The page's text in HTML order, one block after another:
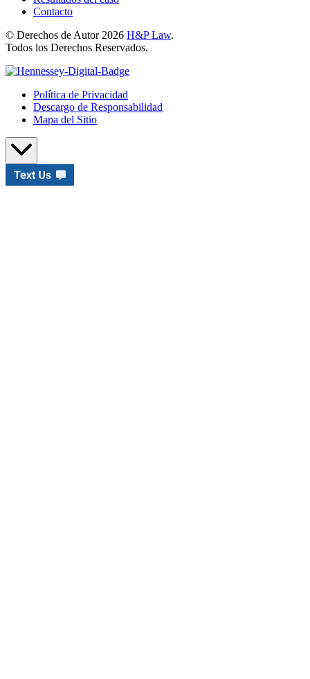
Contacto
© Derechos de Autor 2026 H&P Law.
Todos los Derechos Reservados.
Política de Privacidad
Descargo de Responsabilidad
Mapa del Sitio